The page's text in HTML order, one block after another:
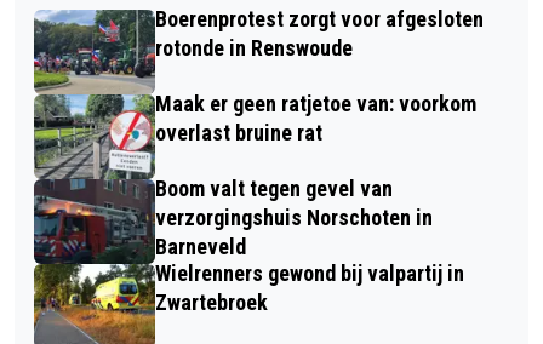
Boerenprotest zorgt voor afgesloten
rotonde in Renswoude
Maak er geen ratjetoe van: voorkom
overlast bruine rat
Boom valt tegen gevel van
verzorgingshuis Norschoten in
Barneveld
Wielrenners gewond bij valpartij in
Zwartebroek